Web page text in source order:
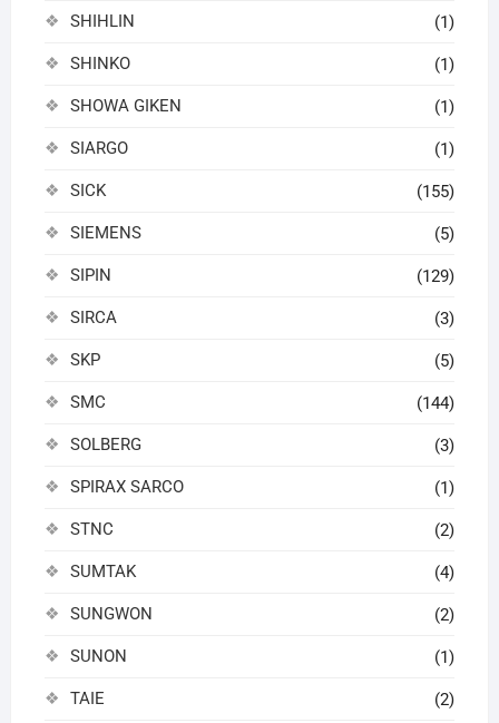
SHIHLIN (1)
SHINKO (1)
SHOWA GIKEN (1)
SIARGO (1)
SICK (155)
SIEMENS (5)
SIPIN (129)
SIRCA (3)
SKP (5)
SMC (144)
SOLBERG (3)
SPIRAX SARCO (1)
STNC (2)
SUMTAK (4)
SUNGWON (2)
SUNON (1)
TAIE (2)